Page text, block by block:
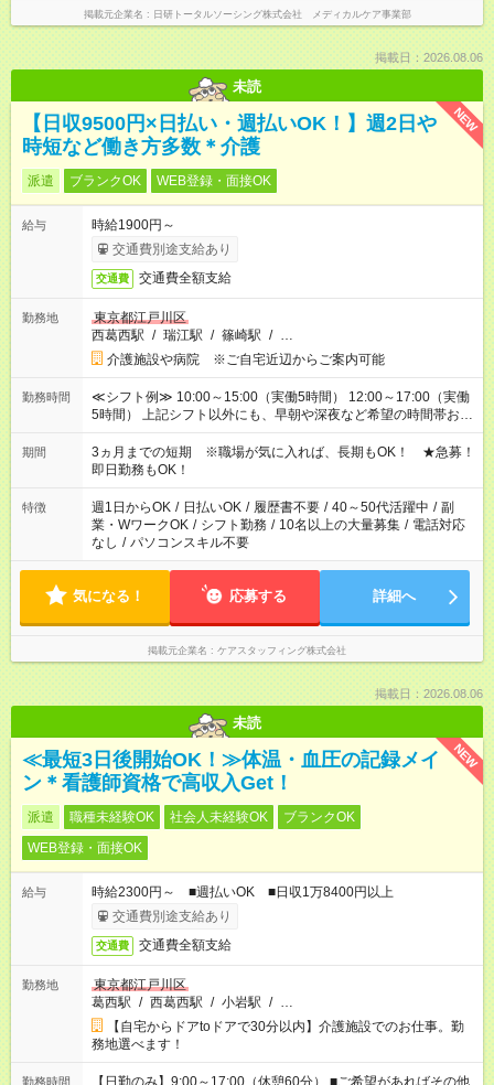
掲載元企業名 日研トータルソーシング株式会社 メディカルケア事業部
掲載日：2026.08.06
未読
NEW
【日収9500円×日払い・週払いOK！】週2日や
時短など働き方多数＊介護
派遣 ブランクOK WEB登録・面接OK
給与
時給1900円～
交通費別途支給あり
交通費 交通費全額支給
勤務地
東京都江戸川区
西葛西駅 / 瑞江駅 / 篠崎駅 / …
介護施設や病院 ※ご自宅近辺からご案内可能
勤務時間
≪シフト例≫ 10:00～15:00（実働5時間） 12:00～17:00（実働
5時間） 上記シフト以外にも、早朝や深夜など希望の時間帯お聞
かせください！ 事前に担当からヒアリングもしますので、ご安
心ください！
期間
3ヵ月までの短期 ※職場が気に入れば、長期もOK！ ★急募！
即日勤務もOK！
特徴 週1日からOK / 日払いOK / 履歴書不要 / 40～50代活躍中 / 副
業・WワークOK / シフト勤務 / 10名以上の大量募集 / 電話対応
なし / パソコンスキル不要
気になる！ 応募する 詳細へ
掲載元企業名 ケアスタッフィング株式会社
掲載日：2026.08.06
未読
NEW
≪最短3日後開始OK！≫体温・血圧の記録メイ
ン＊看護師資格で高収入Get！
派遣 職種未経験OK 社会人未経験OK
ブランクOK
WEB登録・面接OK
給与
時給2300円～ ■週払いOK ■日収1万8400円以上
交通費別途支給あり
交通費 交通費全額支給
勤務地
東京都江戸川区
葛西駅 / 西葛西駅 / 小岩駅 / …
【自宅からドアtoドアで30分以内】介護施設でのお仕事。勤
務地選べます！
勤務時間 【日勤のみ】9:00～17:00（休憩60分） ■ご希望があればその他